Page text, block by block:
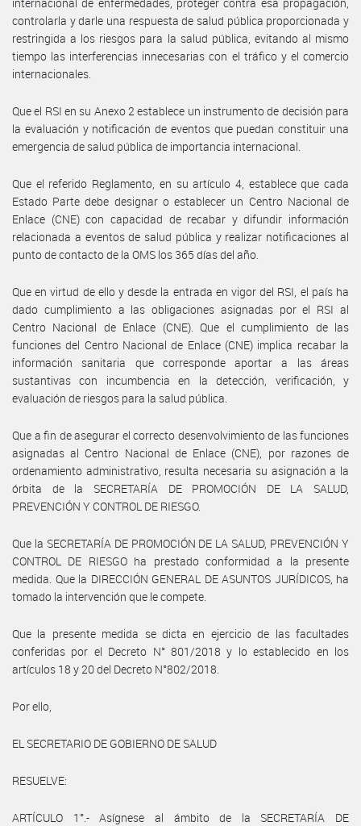
controlarla y darle una respuesta de salud pública proporcionada y
restringida a los riesgos para la salud pública, evitando al mismo
tiempo las interferencias innecesarias con el tráfico y el comercio
internacionales.
Que el RSI en su Anexo 2 establece un instrumento de decisión para
la evaluación y notificación de eventos que puedan constituir una
emergencia de salud pública de importancia internacional.
Que el referido Reglamento, en su artículo 4, establece que cada
Estado Parte debe designar o establecer un Centro Nacional de
Enlace (CNE) con capacidad de recabar y difundir información
relacionada a eventos de salud pública y realizar notificaciones al
punto de contacto de la OMS los 365 días del año.
Que en virtud de ello y desde la entrada en vigor del RSI, el país ha
dado cumplimiento a las obligaciones asignadas por el RSI al
Centro Nacional de Enlace (CNE). Que el cumplimiento de las
funciones del Centro Nacional de Enlace (CNE) implica recabar la
información sanitaria que corresponde aportar a las áreas
sustantivas con incumbencia en la detección, verificación, y
evaluación de riesgos para la salud pública.
Que a fin de asegurar el correcto desenvolvimiento de las funciones
asignadas al Centro Nacional de Enlace (CNE), por razones de
ordenamiento administrativo, resulta necesaria su asignación a la
órbita de la SECRETARÍA DE PROMOCIÓN DE LA SALUD,
PREVENCIÓN Y CONTROL DE RIESGO.
Que la SECRETARÍA DE PROMOCIÓN DE LA SALUD, PREVENCIÓN Y
CONTROL DE RIESGO ha prestado conformidad a la presente
medida. Que la DIRECCIÓN GENERAL DE ASUNTOS JURÍDICOS, ha
tomado la intervención que le compete.
Que la presente medida se dicta en ejercicio de las facultades
conferidas por el Decreto N° 801/2018 y lo establecido en los
artículos 18 y 20 del Decreto N°802/2018.
Por ello,
EL SECRETARIO DE GOBIERNO DE SALUD
RESUELVE:
ARTÍCULO 1°.- Asígnese al ámbito de la SECRETARÍA DE